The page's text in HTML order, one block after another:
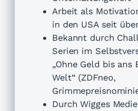
Arbeit als
in den USA seit
Bekannt durch
Serien im
„Ohne Geld bis ans
Welt“ (ZDFneo,
Durch Wigges